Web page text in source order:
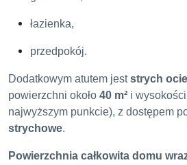
łazienka,
przedpokój.
Dodatkowym atutem jeststrych
powierzchni około 40 m² i
najwyższym punkcie), z dostępem
strychowe.
Powierzchnia całkowita domu